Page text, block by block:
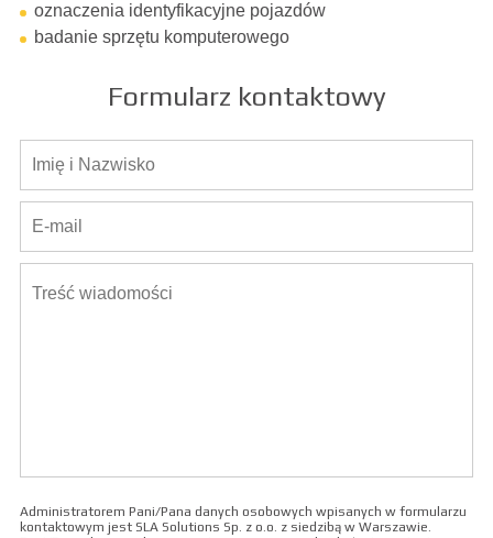
oznaczenia identyfikacyjne pojazdów
badanie sprzętu komputerowego
Formularz kontaktowy
Administratorem Pani/Pana danych osobowych wpisanych w formularzu
kontaktowym jest SLA Solutions Sp. z o.o. z siedzibą w Warszawie.